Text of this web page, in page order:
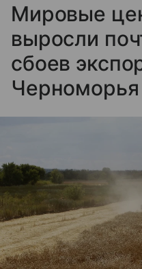
Мировые
выросли
сбоев
Черноморья